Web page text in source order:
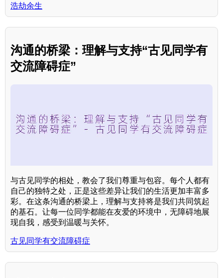
浩劫余生
沟通的桥梁：理解与支持“古见同学有
交流障碍症”
与古见同学的相处，教会了我们尊重与包容。每个人都有
自己的独特之处，正是这些差异让我们的生活更加丰富多
彩。在这条沟通的桥梁上，理解与支持将是我们共同筑起
的基石。让每一位同学都能在友爱的环境中，无障碍地展
现自我，感受到温暖与关怀。
古见同学有交流障碍症